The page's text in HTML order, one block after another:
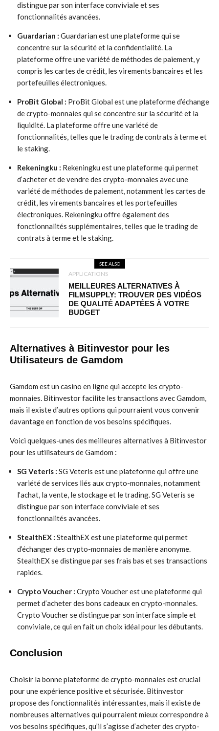
distingue par son interface conviviale et ses
fonctionnalités avancées.
Guardarian : Guardarian est une plateforme qui se
concentre sur la sécurité et la confidentialité. La
plateforme offre une variété de méthodes de paiement, y
compris les cartes de crédit, les virements bancaires et les
portefeuilles électroniques.
ProBit Global : ProBit Global est une plateforme d’échange
de crypto-monnaies qui se concentre sur la sécurité et la
liquidité. La plateforme offre une variété de
fonctionnalités, telles que le trading de contrats à terme et
le staking.
Rekeningku : Rekeningku est une plateforme qui permet
d’acheter et de vendre des crypto-monnaies avec une
variété de méthodes de paiement, notamment les cartes de
crédit, les virements bancaires et les portefeuilles
électroniques. Rekeningku offre également des
fonctionnalités supplémentaires, telles que le trading de
contrats à terme et le staking.
SEE ALSO
APPLICATIONS
MEILLEURES ALTERNATIVES À
FILMSUPPLY: TROUVER DES VIDÉOS
DE QUALITÉ ADAPTÉES À VOTRE
BUDGET
Alternatives à Bitinvestor pour les
Utilisateurs de Gamdom
Gamdom est un casino en ligne qui accepte les crypto-
monnaies. Bitinvestor facilite les transactions avec Gamdom,
mais il existe d’autres options qui pourraient vous convenir
davantage en fonction de vos besoins spécifiques.
Voici quelques-unes des meilleures alternatives à Bitinvestor
pour les utilisateurs de Gamdom :
SG Veteris : SG Veteris est une plateforme qui offre une
variété de services liés aux crypto-monnaies, notamment
l’achat, la vente, le stockage et le trading. SG Veteris se
distingue par son interface conviviale et ses
fonctionnalités avancées.
StealthEX : StealthEX est une plateforme qui permet
d’échanger des crypto-monnaies de manière anonyme.
StealthEX se distingue par ses frais bas et ses transactions
rapides.
Crypto Voucher : Crypto Voucher est une plateforme qui
permet d’acheter des bons cadeaux en crypto-monnaies.
Crypto Voucher se distingue par son interface simple et
conviviale, ce qui en fait un choix idéal pour les débutants.
Conclusion
Choisir la bonne plateforme de crypto-monnaies est crucial
pour une expérience positive et sécurisée. Bitinvestor
propose des fonctionnalités intéressantes, mais il existe de
nombreuses alternatives qui pourraient mieux correspondre à
vos besoins spécifiques, qu’il s’agisse d’acheter des crypto-